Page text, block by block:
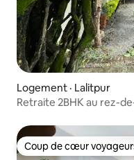
Logement · Lalitpur
Retraite 2BHK au rez-
Coup de cœur
Coup de cœur